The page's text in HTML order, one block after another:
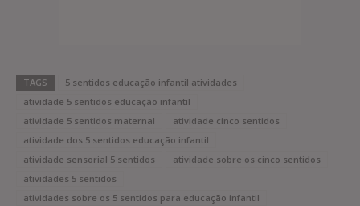
TAGS
5 sentidos educação infantil atividades
atividade 5 sentidos educação infantil
atividade 5 sentidos maternal
atividade cinco sentidos
atividade dos 5 sentidos educação infantil
atividade sensorial 5 sentidos
atividade sobre os cinco sentidos
atividades 5 sentidos
atividades sobre os 5 sentidos para educação infantil